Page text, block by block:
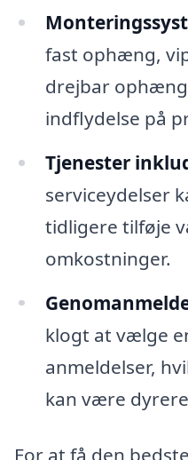
fast ophæng,
drejbar
indflydelse på
Tjenester
serviceydelser
tidligere tilføje
omkostninger.
klogt at vælge
anmeldelser,
kan være
For at få den